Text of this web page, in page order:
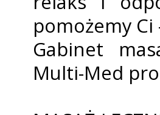
pomożemy
Gabinet
Multi-Med